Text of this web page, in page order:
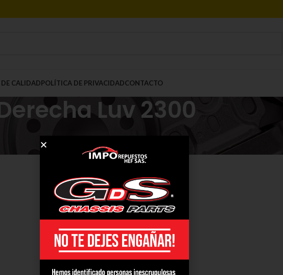
CALIDADPOLÍTICA DE PRIVACIDADCONTACTO
Luv 2300